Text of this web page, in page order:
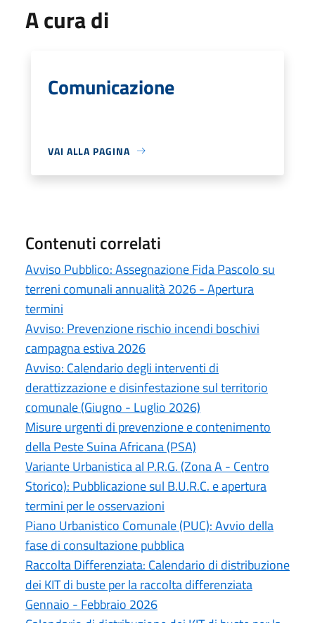
A cura di
Comunicazione
VAI ALLA PAGINA
Contenuti correlati
Avviso Pubblico: Assegnazione Fida Pascolo su
terreni comunali annualità 2026 - Apertura
termini
Avviso: Prevenzione rischio incendi boschivi
campagna estiva 2026
Avviso: Calendario degli interventi di
derattizzazione e disinfestazione sul territorio
comunale (Giugno - Luglio 2026)
Misure urgenti di prevenzione e contenimento
della Peste Suina Africana (PSA)
Variante Urbanistica al P.R.G. (Zona A - Centro
Storico): Pubblicazione sul B.U.R.C. e apertura
termini per le osservazioni
Piano Urbanistico Comunale (PUC): Avvio della
fase di consultazione pubblica
Raccolta Differenziata: Calendario di distribuzione
dei KIT di buste per la raccolta differenziata
Gennaio - Febbraio 2026